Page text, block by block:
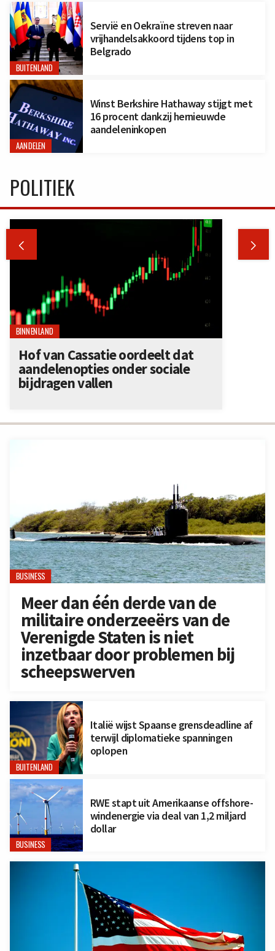
BUITENLAND
Servië en Oekraïne streven naar
vrijhandelsakkoord tijdens top in
Belgrado
AANDELEN
Winst Berkshire Hathaway stijgt met
16 procent dankzij hernieuwde
aandeleninkopen
BUSINESS
Meer dan één derde van de
militaire onderzeeërs van de
Verenigde Staten is niet
inzetbaar door problemen bij
scheepswerven
BUITENLAND
Italië wijst Spaanse grensdeadline af
terwijl diplomatieke spanningen
oplopen
BUSINESS
RWE stapt uit Amerikaanse offshore-
windenergie via deal van 1,2 miljard
dollar
POLITIEK
 
BINNENLAND
Hof van Cassatie oordeelt dat
aandelenopties onder sociale
bijdragen vallen